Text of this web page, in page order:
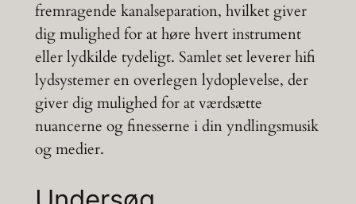
fremragende kanalseparation, hvilket giver
dig mulighed for at høre hvert instrument
eller lydkilde tydeligt. Samlet set leverer hifi
lydsystemer en overlegen lydoplevelse, der
giver dig mulighed for at værdsætte
nuancerne og finesserne i din yndlingsmusik
og medier.